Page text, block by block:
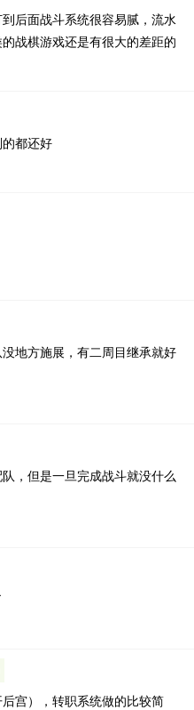
后面战斗系统很容易腻，流水
战棋游戏还是有很大的差距的
都还好
地方施展，有二周目继承就好
，但是一旦完成战斗就没什么
宫），转职系统做的比较简